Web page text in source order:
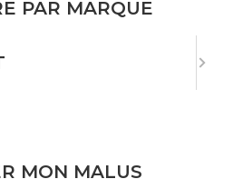
Vanves, dans les Hauts-de-
parisienne, reste
de mobilité axées
télétravail. Pour les
une voiture fiable à prix
Spécialisés dans
PAR MARQUE
MON MALUS